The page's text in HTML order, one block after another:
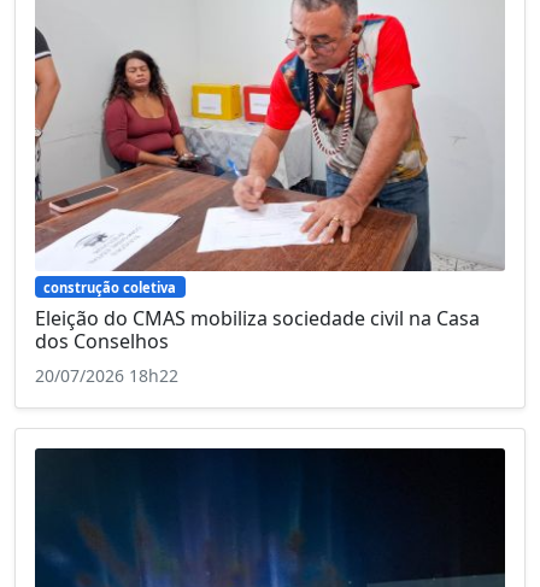
construção coletiva
Eleição do CMAS mobiliza sociedade civil na Casa
dos Conselhos
20/07/2026 18h22